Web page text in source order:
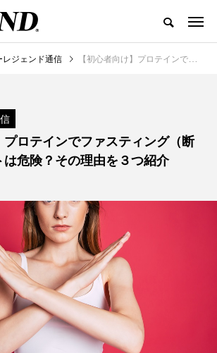
レジェンド通信 【初心者向け】プロテインでファスティング（断食）ダイエットは危険？その理由を３つ紹介
プロテインでファスティング（断
危険？その理由を３つ紹介